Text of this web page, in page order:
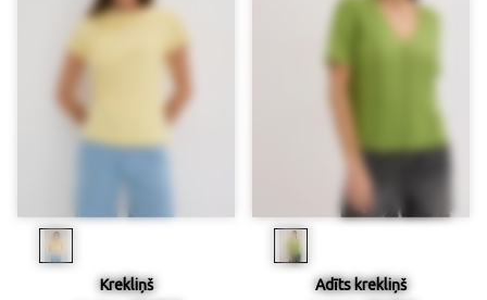
Krekliņš
Adīts krekliņš